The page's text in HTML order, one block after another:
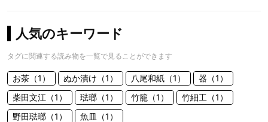
人気のキーワード
タグに関連する読み物を一覧で見ることができます
お茶（1） ぬか漬け（1） 八尾和紙（1）
器（1）
柴田文江（1）
琺瑯（1） 竹籠（1）
竹細工（1）
野田琺瑯（1）
魚皿（1）